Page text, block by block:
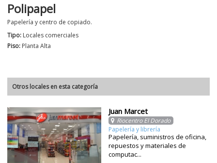
Polipapel
Papelería y centro de copiado.
Tipo: Locales comerciales
Piso: Planta Alta
Otros locales en esta categoría
Juan Marcet
Riocentro El Dorado
Papelería y librería
Papelería, suministros de oficina,
repuestos y materiales de
computac...